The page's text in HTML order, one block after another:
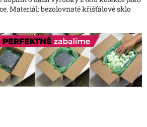
Materiál: bezolovnaté křišťálové sklo